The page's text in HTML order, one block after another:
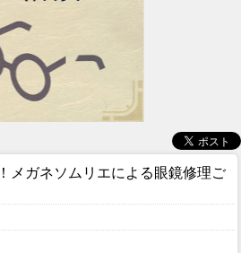
ディア情報
MEDIA
アクセス
ITEM
ブログ
メガネソムリエによる眼鏡修理ご